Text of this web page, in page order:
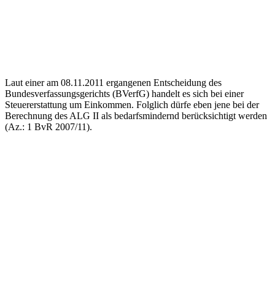
Laut einer am 08.11.2011 ergangenen Entscheidung des
Bundesverfassungsgerichts (BVerfG) handelt es sich bei einer
Steuererstattung um Einkommen. Folglich dürfe eben jene bei der
Berechnung des ALG II als bedarfsmindernd berücksichtigt werden
(Az.: 1 BvR 2007/11).